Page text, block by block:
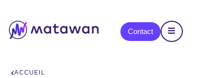
Contact
ACCUEIL